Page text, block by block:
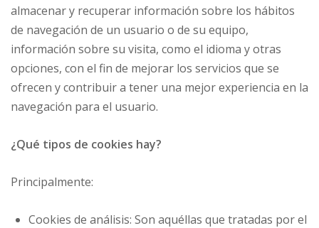
almacenar y recuperar información sobre los hábitos
de navegación de un usuario o de su equipo,
información sobre su visita, como el idioma y otras
opciones, con el fin de mejorar los servicios que se
ofrecen y contribuir a tener una mejor experiencia en la
navegación para el usuario.
¿Qué tipos de cookies hay?
Principalmente:
Cookies de análisis: Son aquéllas que tratadas por el